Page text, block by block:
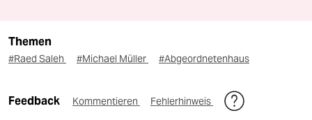
Themen
#Raed Saleh #Michael Müller #Abgeordnetenhaus
Feedback Kommentieren Fehlerhinweis